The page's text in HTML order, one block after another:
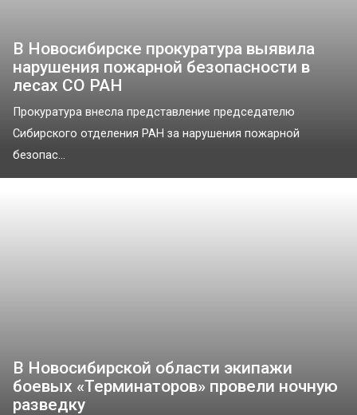
В Новосибирске прокуратура выявила
нарушения пожарной безопасности в
лесах СО РАН
Прокуратура внесла представление председателю
Сибирского отделения РАН за нарушения пожарной
безопас...
В Новосибирской области экипажи
боевых «Терминаторов» провели ночную
разведку